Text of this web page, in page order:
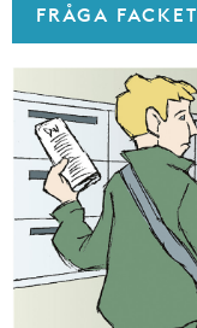
FRÅGA FACKET